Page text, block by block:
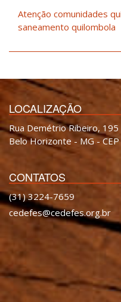
Atenção comunidades
saneamento quilombola
LOCALIZAÇÃO
Rua Demétrio Ribeiro,
Belo Horizonte - MG -
CONTATOS
(31) 3224-7659
cedefes@cedefes.org.br